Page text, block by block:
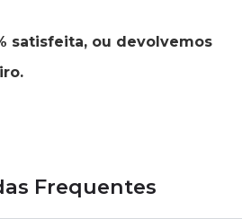
satisfeita, ou devolvemos
Frequentes